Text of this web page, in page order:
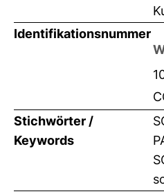
Identifikationsnummer
Stichwörter /
Keywords